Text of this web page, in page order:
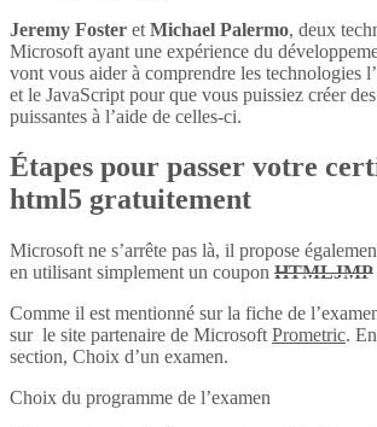
Jeremy Foster et Michael Palermo, deux
Microsoft ayant une expérience du
vont vous aider à comprendre les technologies
et le JavaScript pour que vous puissiez créer
puissantes à l’aide de celles-ci.
Étapes pour passer votre
html5 gratuitement
Microsoft ne s’arrête pas là, il propose
en utilisant simplement un coupon HTMLJMP
Comme il est mentionné sur la fiche de
sur le site partenaire de Microsoft Prometric.
section, Choix d’un examen.
Choix du programme de l’examen